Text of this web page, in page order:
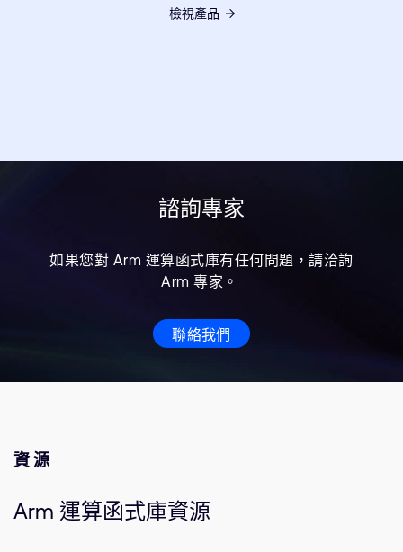
檢視產品
諮詢專家
如果您對 Arm 運算函式庫有任何問題，請洽詢
Arm 專家。
聯絡我們
資源
Arm 運算函式庫資源